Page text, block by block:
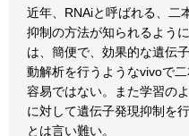
近年、RNAiと呼ばれる、二
抑制の方法が知られるよう
は、簡便で、効果的な遺伝
動解析を行うようなvivoで
容易ではない。また学習の
に対して遺伝子発現抑制を
とは言い難い。